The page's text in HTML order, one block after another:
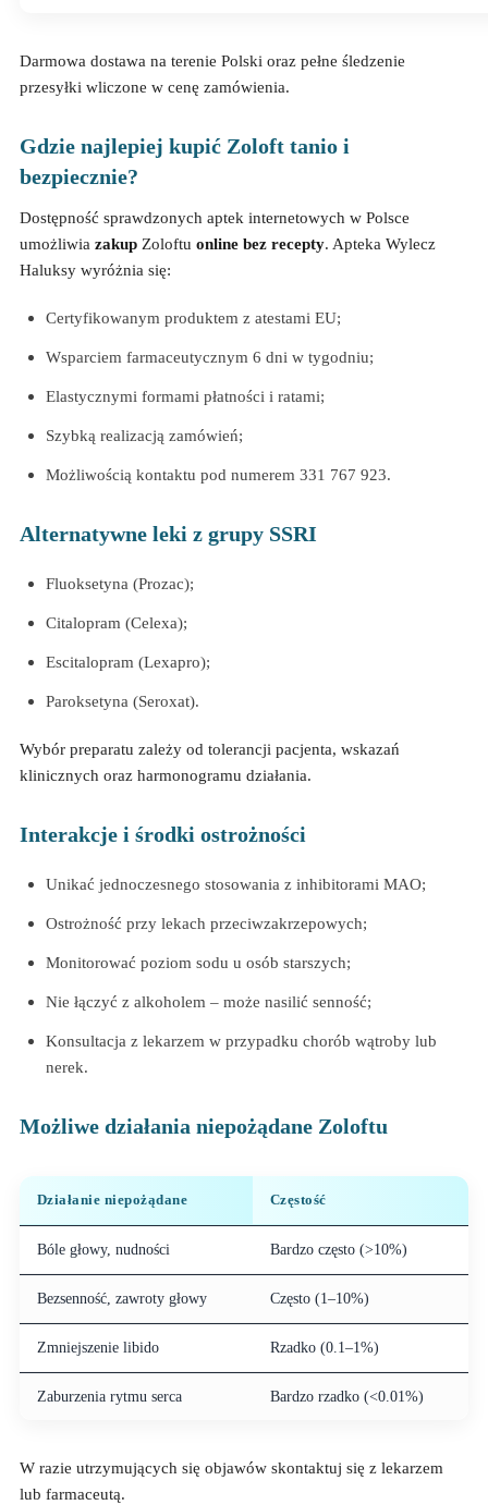
Darmowa dostawa na terenie Polski oraz pełne śledzenie
przesyłki wliczone w cenę zamówienia.
Gdzie najlepiej kupić Zoloft tanio i
bezpiecznie?
Dostępność sprawdzonych aptek internetowych w Polsce
umożliwia zakupZoloftu online bez recepty. Apteka Wylecz
Haluksy wyróżnia się:
Certyfikowanym produktem z atestami EU;
Wsparciem farmaceutycznym 6 dni w tygodniu;
Elastycznymi formami płatności i ratami;
Szybką realizacją zamówień;
Możliwością kontaktu pod numerem 331 767 923.
Alternatywne leki z grupy SSRI
Fluoksetyna (Prozac);
Citalopram (Celexa);
Escitalopram (Lexapro);
Paroksetyna (Seroxat).
Wybór preparatu zależy od tolerancji pacjenta, wskazań
klinicznych oraz harmonogramu działania.
Interakcje i środki ostrożności
Unikać jednoczesnego stosowania z inhibitorami MAO;
Ostrożność przy lekach przeciwzakrzepowych;
Monitorować poziom sodu u osób starszych;
Nie łączyć z alkoholem – może nasilić senność;
Konsultacja z lekarzem w przypadku chorób wątroby lub
nerek.
Możliwe działania niepożądane Zoloftu
Działanie niepożądane Częstość
Bóle głowy, nudności Bardzo często (>10%)
Bezsenność, zawroty głowy Często (1–10%)
Zmniejszenie libido Rzadko (0.1–1%)
Zaburzenia rytmu serca Bardzo rzadko (<0.01%)
W razie utrzymujących się objawów skontaktuj się z lekarzem
lub farmaceutą.